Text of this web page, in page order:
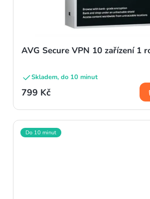
AVG Secure VPN 10 zařízení 1
Skladem, do 10 minut
799 Kč
Do 10 minut